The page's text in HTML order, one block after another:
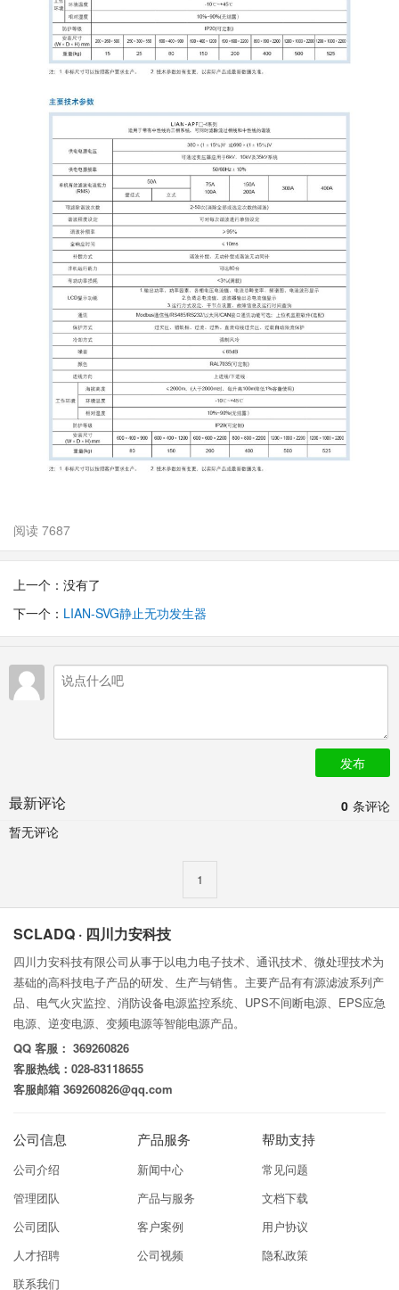
阅读 7687
上一个：没有了
下一个： LIAN-SVG静止无功发生器
发布
0 条评论
最新评论
暂无评论
1
SCLADQ · 四川力安科技
四川力安科技有限公司从事于以电力电子技术、通讯技术、微处理技术为
基础的高科技电子产品的研发、生产与销售。主要产品有有源滤波系列产
品、电气火灾监控、消防设备电源监控系统、UPS不间断电源、EPS应急
电源、逆变电源、变频电源等智能电源产品。
QQ 客服： 369260826
客服热线：028-83118655
客服邮箱 369260826@qq.com
公司信息
公司介绍
管理团队
公司团队
人才招聘
联系我们
产品服务
新闻中心
产品与服务
客户案例
公司视频
帮助支持
常见问题
文档下载
用户协议
隐私政策